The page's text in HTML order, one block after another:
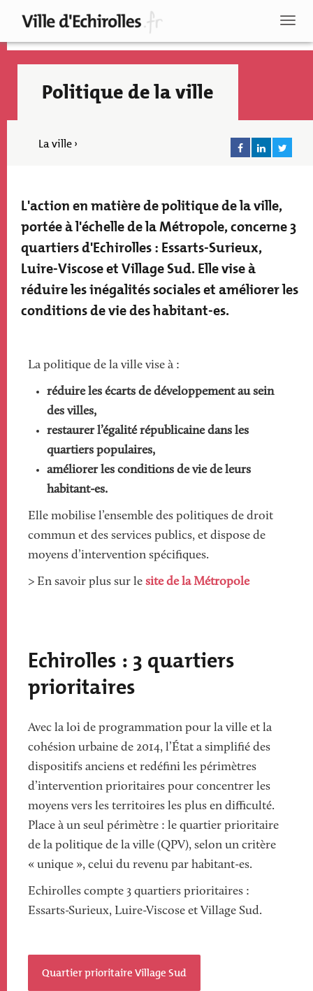
principal
Recherche
Politique de la ville
La ville ›
Texte
accroche
L'action en matière de politique de la ville,
portée à l'échelle de la Métropole, concerne 3
quartiers d'Echirolles : Essarts-Surieux,
Luire-Viscose et Village Sud. Elle vise à
réduire les inégalités sociales et améliorer les
conditions de vie des habitant-es.
La politique de la ville vise à :
réduire les écarts de développement au sein
des villes,
restaurer l’égalité républicaine dans les
quartiers populaires,
améliorer les conditions de vie de leurs
habitant-es.
Elle mobilise l’ensemble des politiques de droit
commun et des services publics, et dispose de
moyens d’intervention spécifiques.
> En savoir plus sur le site de la Métropole
Echirolles : 3 quartiers
prioritaires
Avec la loi de programmation pour la ville et la
cohésion urbaine de 2014, l’État a simplifié des
dispositifs anciens et redéfini les périmètres
d’intervention prioritaires pour concentrer les
moyens vers les territoires les plus en difficulté.
Place à un seul périmètre : le quartier prioritaire
de la politique de la ville (QPV), selon un critère
« unique », celui du revenu par habitant-es.
Echirolles compte 3 quartiers prioritaires :
Essarts-Surieux, Luire-Viscose et Village Sud.
Quartier prioritaire Village Sud